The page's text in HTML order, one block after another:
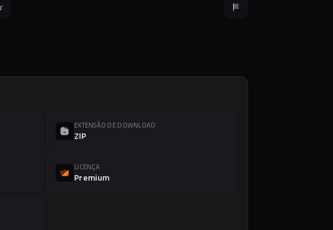
EXTENSÃO DE DOWNLOAD
ZIP
LICENÇA
Premium